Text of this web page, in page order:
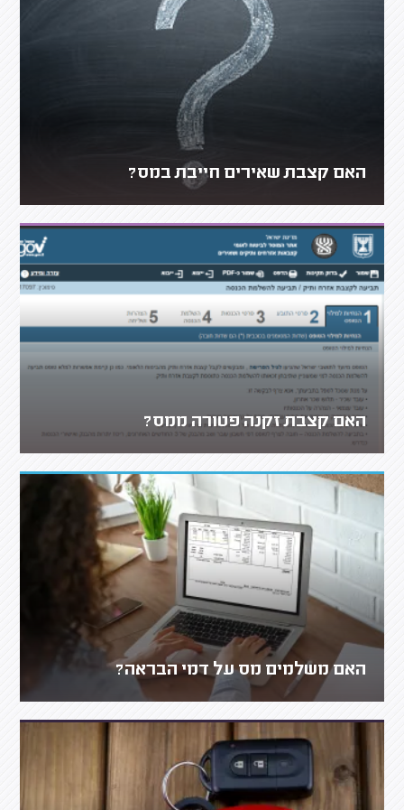
האם קצבת שאירים חייבת במס?
האם קצבת זקנה פטורה ממס?
האם משלמים מס על דמי הבראה?